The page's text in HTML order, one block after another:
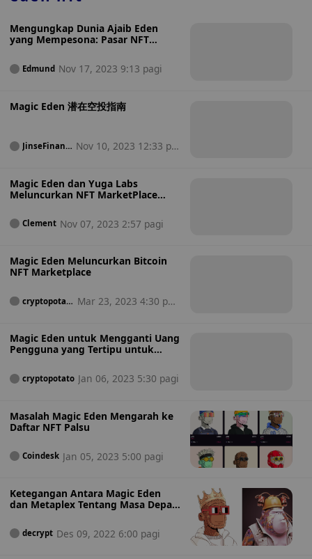
Mengungkap Dunia Ajaib Eden
yang Mempesona: Pasar NFT
Edmund Nov 17, 2023 9:13 pagi
Magic Eden 潜在空投指南
JinseFinanc
Nov 10, 2023 12:33 pa
Magic Eden dan Yuga Labs
Meluncurkan NFT MarketPlace
Clement Nov 07, 2023 2:57 pagi
Magic Eden Meluncurkan Bitcoin
NFT Marketplace
cryptopotat
Mar 23, 2023 4:30 pag
Magic Eden untuk Mengganti Uang
Pengguna yang Tertipu untuk
cryptopotato Jan 06, 2023 5:30 pagi
Masalah Magic Eden Mengarah ke
Daftar NFT Palsu
Coindesk Jan 05, 2023 5:00 pagi
Ketegangan Antara Magic Eden
dan Metaplex Tentang Masa Depan
decrypt Des 09, 2022 6:00 pagi